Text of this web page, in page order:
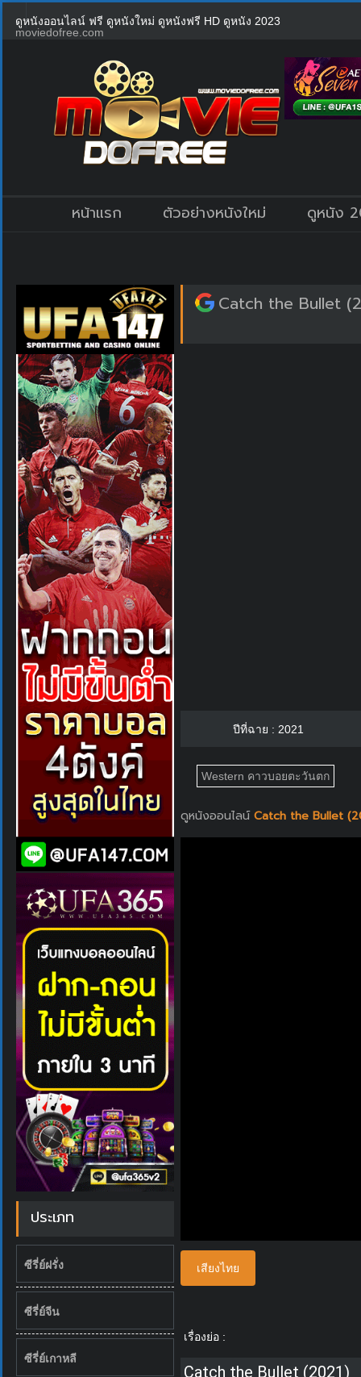
ดูหนังออนไลน์ ฟรี ดูหนังใหม่ ดูหนังฟรี HD ดูหนัง 2023
moviedofree.com
หน้าแรก ตัวอย่างหนังใหม่ ดูหนัง
ประเภท
ซีรี่ย์ฝรั่ง
ซีรี่ย์จีน
ซีรี่ย์เกาหลี
Catch the Bullet
ปีที่ฉาย : 2021
Western คาวบอยตะวันตก
ดูหนังออนไลน์Catch the Bullet
เสียงไทย
เรื่องย่อ :
Catch the Bullet (2021)